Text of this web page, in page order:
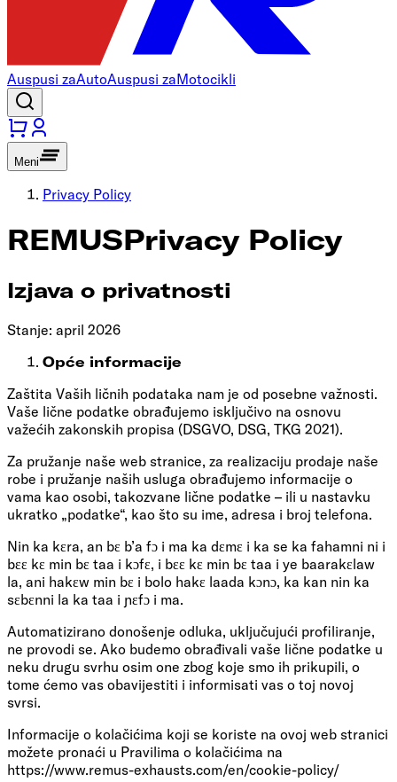
Auspusi zaAutoAuspusi zaMotocikli
Meni
Privacy Policy
REMUSPrivacy Policy
Izjava o privatnosti
Stanje: april 2026
Opće informacije
Zaštita Vaših ličnih podataka nam je od posebne važnosti.
Vaše lične podatke obrađujemo isključivo na osnovu
važećih zakonskih propisa (DSGVO, DSG, TKG 2021).
Za pružanje naše web stranice, za realizaciju prodaje naše
robe i pružanje naših usluga obrađujemo informacije o
vama kao osobi, takozvane lične podatke – ili u nastavku
ukratko „podatke“, kao što su ime, adresa i broj telefona.
Nin ka kɛra, an bɛ b’a fɔ i ma ka dɛmɛ i ka se ka fahamni ni i
bɛɛ kɛ min bɛ taa i kɔfɛ, i bɛɛ kɛ min bɛ taa i ye baarakɛlaw
la, ani hakɛw min bɛ i bolo hakɛ laada kɔnɔ, ka kan nin ka
sɛbɛnni la ka taa i ɲɛfɔ i ma.
Automatizirano donošenje odluka, uključujući profiliranje,
ne provodi se. Ako budemo obrađivali vaše lične podatke u
neku drugu svrhu osim one zbog koje smo ih prikupili, o
tome ćemo vas obavijestiti i informisati vas o toj novoj
svrsi.
Informacije o kolačićima koji se koriste na ovoj web stranici
možete pronaći u Pravilima o kolačićima na
https://www.remus-exhausts.com/en/cookie-policy/